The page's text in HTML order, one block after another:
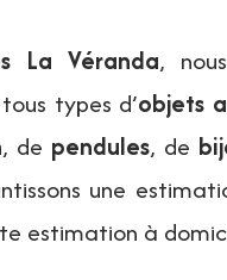
La Véranda,
types d’objets
, de pendules, de
une
estimation à